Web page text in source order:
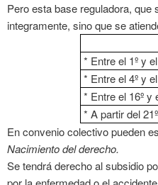
Pero esta base reguladora,
integramente, sino que se
* Entre el 1º y
* Entre el 4º y
* Entre el 16º y
* A partir del
En convenio colectivo pueden
Nacimiento del derecho.
Se tendrá derecho al subsidio